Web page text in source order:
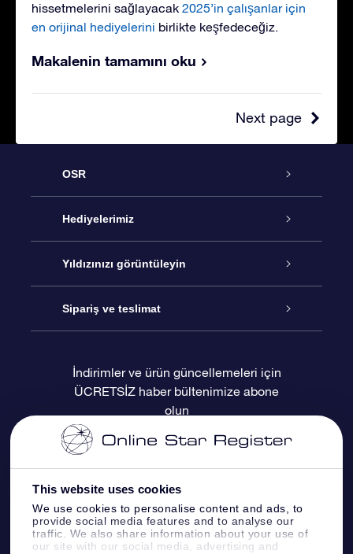
This website uses cookies
We use cookies to personalise content and ads, to
provide social media features and to analyse our
traffic. We also share information about your use of
our site with our social media, advertising and
hissetmelerini sağlayacak 2025’in çalışanlar için
en orijinal hediyelerini birlikte keşfedeceğiz.
Makalenin tamamını oku
Next page
OSR
Hizmet
İletişim
Blogu
Değerlendirmeler
Hediyelerimiz
Çevrimiçi Yıldız Hediyesi
OSR Hediye Paketi
OSR Hediye Kartı
Kurumsal hediyeler
Yıldızınızı görüntüleyin
Star Register
Kişiselleştirilmiş Yıldız Sayfası
Bir Milyon Yıldız
OSR Starsaver
Fly me to the stars VR sanal gerçeklik
uygulaması
Sipariş ve teslimat
Ödeme bilgileri
Sevkiyat bilgileri
İade Politikası
Takımyıldızı
İndirimler ve ürün güncellemeleri için
ÜCRETSİZ haber bültenimize abone
olun